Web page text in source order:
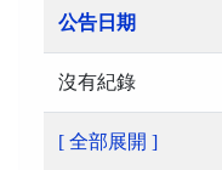
公告日期
沒有紀錄
[ 全部展開 ]